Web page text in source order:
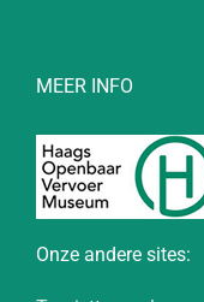
MEER INFO
Onze andere sites: